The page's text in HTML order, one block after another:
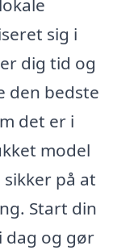
sig i
dig tid og
den bedste
det er i
model
på at
Start din
dag og gør